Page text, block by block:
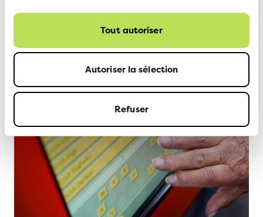
Tout autoriser
Autoriser la sélection
Refuser